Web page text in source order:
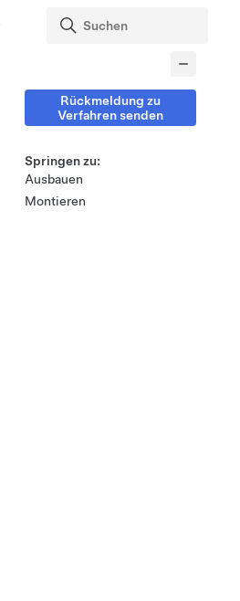
Rückmeldung zu
Verfahren senden
Springen zu:
Ausbauen
Montieren